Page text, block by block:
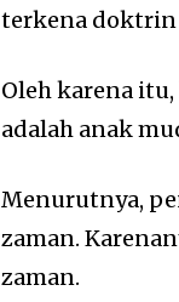
terkena doktrin
Oleh karena
adalah anak
Menurutnya,
zaman.
zaman.